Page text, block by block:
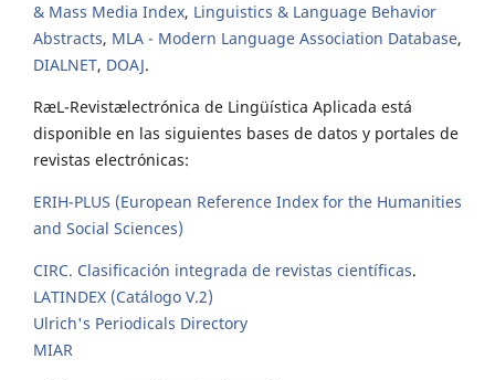
& Mass Media Index, Linguistics & Language Behavior
Abstracts, MLA - Modern Language Association Database,
DIALNET, DOAJ.
RæL-Revistælectrónica de Lingüística Aplicada está
disponible en las siguientes bases de datos y portales de
revistas electrónicas:
ERIH-PLUS (European Reference Index for the Humanities
and Social Sciences)
CIRC. Clasificación integrada de revistas científicas.
LATINDEX (Catálogo V.2)
Ulrich's Periodicals Directory
MIAR